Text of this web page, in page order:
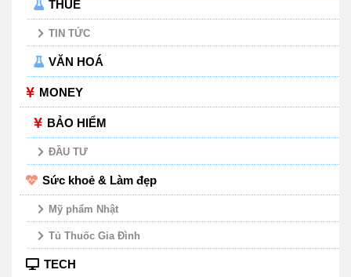
THUẾ
TIN TỨC
VĂN HOÁ
MONEY
BẢO HIỂM
ĐẦU TƯ
Sức khoẻ & Làm đẹp
Mỹ phẩm Nhật
Tủ Thuốc Gia Đình
TECH